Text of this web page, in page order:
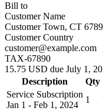
Bill to
Customer Name
Customer Town, CT
Customer Country
customer@example.com
TAX-67890
15.75 USD due July 1,
Description
Qty
Service Subscription
Jan 1 - Feb 1, 2024
1